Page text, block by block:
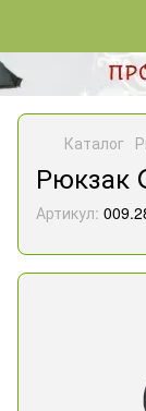
Каталог
Рюкзак
Артикул: